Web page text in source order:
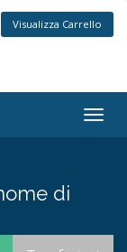
Visualizza Carrello
di